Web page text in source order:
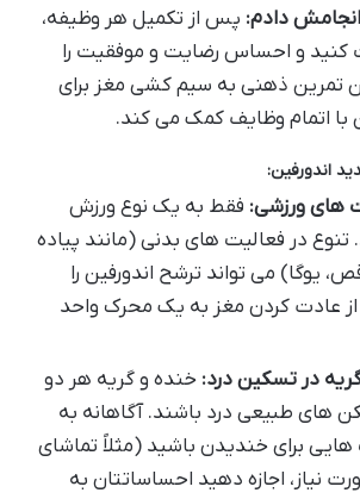
دادم: پس از تکمیل هر وظیفه،
کنید و احساس رضایت و موفقیت را
تمرین ذهنی به سیم کشی مغز برای
با اتمام وظایف کمک می کند.
های ورزشی: فقط به یک نوع ورزش
در فعالیت های بدنی (مانند پیاده
یوگا) می تواند ترشح اندورفین را
عادت کردن مغز به یک محرک واحد
در تسکین درد: خنده و گریه هر دو
های طبیعی درد باشند. آگاهانه به
برای خندیدن باشید (مثلاً تماشای
نیاز، اجازه دهید احساساتتان به